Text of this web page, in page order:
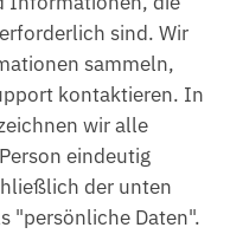
sind. Wir
sammeln,
kontaktieren. In
wir alle
eindeutig
der unten
"persönliche Daten".